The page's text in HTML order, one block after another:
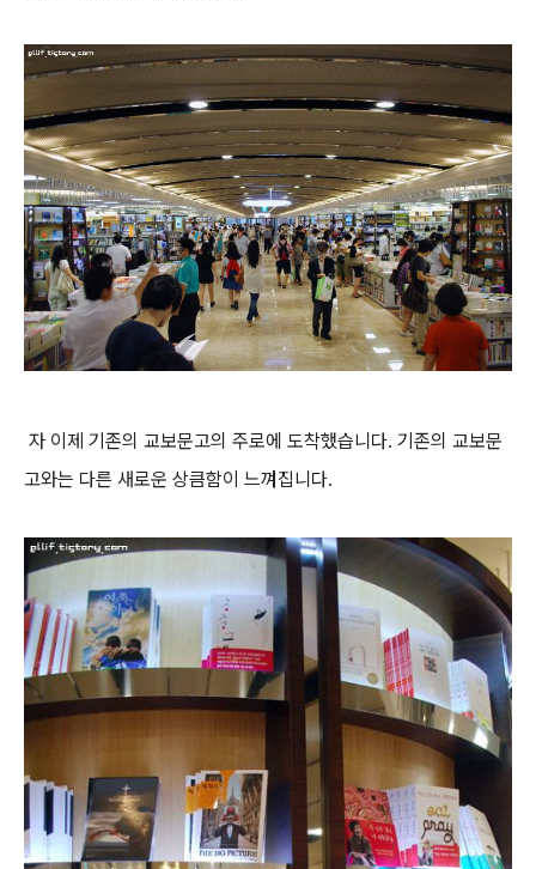
자 이제 기존의 교보문고의 주로에 도착했습니다. 기존의 교보문
고와는 다른 새로운 상큼함이 느껴집니다.